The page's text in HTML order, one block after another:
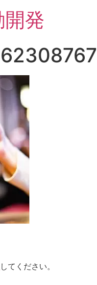
発
してください。